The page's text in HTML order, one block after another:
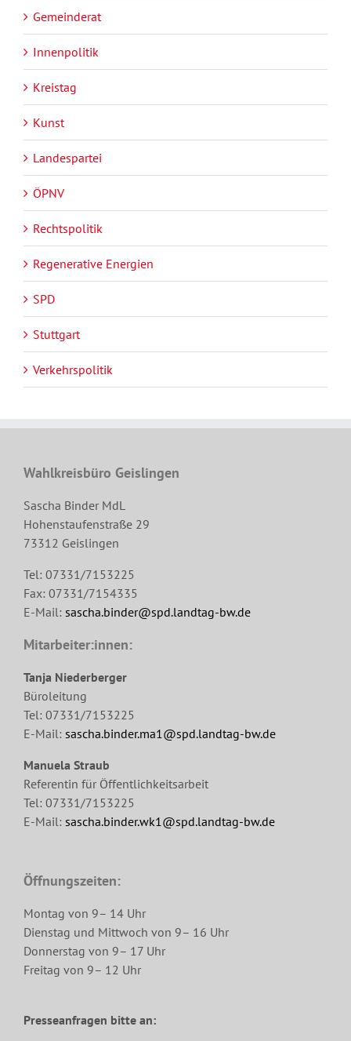
Gemeinderat
Innenpolitik
Kreistag
Kunst
Landespartei
ÖPNV
Rechtspolitik
Regenerative Energien
SPD
Stuttgart
Verkehrspolitik
Wahlkreisbüro Geislingen
Sascha Binder MdL
Hohenstaufenstraße 29
73312 Geislingen
Tel: 07331/7153225
Fax: 07331/7154335
E-Mail: sascha.binder@spd.landtag-bw.de
Mitarbeiter:innen:
Tanja Niederberger
Büroleitung
Tel: 07331/7153225
E-Mail: sascha.binder.ma1@spd.landtag-bw.de
Manuela Straub
Referentin für Öffentlichkeitsarbeit
Tel: 07331/7153225
E-Mail: sascha.binder.wk1@spd.landtag-bw.de
Öffnungszeiten:
Montag von 9– 14 Uhr
Dienstag und Mittwoch von 9– 16 Uhr
Donnerstag von 9– 17 Uhr
Freitag von 9– 12 Uhr
Presseanfragen bitte an: